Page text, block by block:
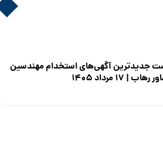
جدیدترین آگهی‌های استخدام مهندسین
| ۱۷ مرداد ۱۴۰۵